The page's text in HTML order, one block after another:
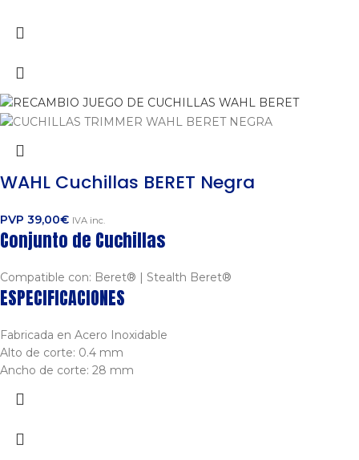
WAHL Cuchillas BERET Negra
PVP 39,00€ IVA inc.
Conjunto de Cuchillas
Compatible con: Beret® | Stealth Beret®
ESPECIFICACIONES
Fabricada en Acero Inoxidable
Alto de corte: 0.4 mm
Ancho de corte: 28 mm